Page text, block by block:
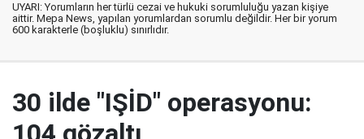
UYARI: Yorumların her türlü cezai ve hukuki sorumluluğu yazan kişiye
aittir. Mepa News, yapılan yorumlardan sorumlu değildir. Her bir yorum
600 karakterle (boşluklu) sınırlıdır.
30 ilde "IŞİD" operasyonu: